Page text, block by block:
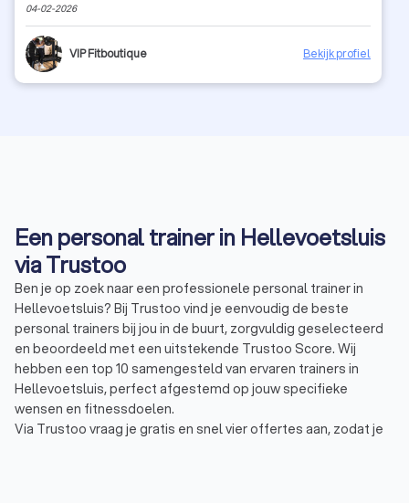
04-02-2026
VIP Fitboutique Bekijk profiel
Een personal trainer in Hellevoetsluis
via Trustoo
Ben je op zoek naar een professionele personal trainer in
Hellevoetsluis? Bij Trustoo vind je eenvoudig de beste
personal trainers bij jou in de buurt, zorgvuldig geselecteerd
en beoordeeld met een uitstekende Trustoo Score. Wij
hebben een top 10 samengesteld van ervaren trainers in
Hellevoetsluis, perfect afgestemd op jouw specifieke
wensen en fitnessdoelen.
Via Trustoo vraag je gratis en snel vier offertes aan, zodat je